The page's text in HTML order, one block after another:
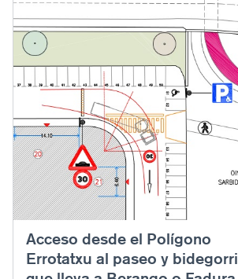
Acceso desde el Polígono
Errotatxu al paseo y bidegorri